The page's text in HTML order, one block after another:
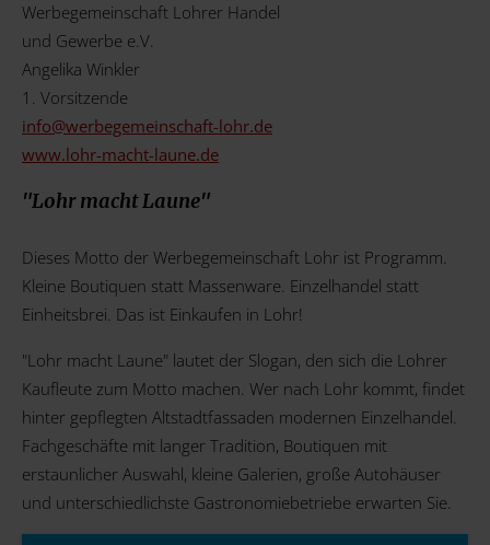
Werbegemeinschaft Lohrer Handel
und Gewerbe e.V.
Angelika Winkler
1. Vorsitzende
info@werbegemeinschaft-lohr.de
www.lohr-macht-laune.de
"Lohr macht Laune"
Dieses Motto der Werbegemeinschaft Lohr ist Programm.
Kleine Boutiquen statt Massenware. Einzelhandel statt
Einheitsbrei. Das ist Einkaufen in Lohr!
"Lohr macht Laune" lautet der Slogan, den sich die Lohrer
Kaufleute zum Motto machen. Wer nach Lohr kommt, findet
hinter gepflegten Altstadtfassaden modernen Einzelhandel.
Fachgeschäfte mit langer Tradition, Boutiquen mit
erstaunlicher Auswahl, kleine Galerien, große Autohäuser
und unterschiedlichste Gastronomiebetriebe erwarten Sie.